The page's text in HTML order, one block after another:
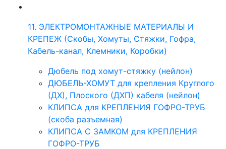
11. ЭЛЕКТРОМОНТАЖНЫЕ МАТЕРИАЛЫ И
КРЕПЕЖ (Скобы, Хомуты, Стяжки, Гофра,
Кабель-канал, Клемники, Коробки)
Дюбель под хомут-стяжку (нейлон)
ДЮБЕЛЬ-ХОМУТ для крепления Круглого
(ДХ), Плоского (ДХП) кабеля (нейлон)
КЛИПСА для КРЕПЛЕНИЯ ГОФРО-ТРУБ
(скоба разъемная)
КЛИПСА С ЗАМКОМ для КРЕПЛЕНИЯ
ГОФРО-ТРУБ